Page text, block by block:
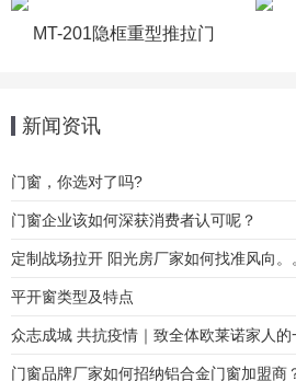
MT-201隐框重型推拉门
新闻资讯
门窗，你选对了吗?
门窗企业该如何深获消费者认可呢？
定制战场拉开 阳光房厂家如何找准风向。
平开窗类型及特点
众志成城 共抗疫情｜致全体欧莱诺家人的
门窗品牌厂家如何招纳铝合金门窗加盟商